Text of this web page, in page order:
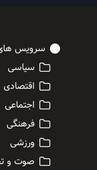
سرویس
سیاسی
اقتصادی
اجتماعی
فرهنگی
ورزشی
صوت و